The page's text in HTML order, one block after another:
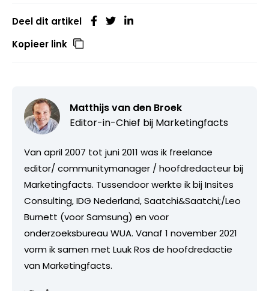
Deel dit artikel
Kopieer link
Matthijs van den Broek
Editor-in-Chief bij Marketingfacts
Van april 2007 tot juni 2011 was ik freelance
editor/ communitymanager / hoofdredacteur bij
Marketingfacts. Tussendoor werkte ik bij Insites
Consulting, IDG Nederland, Saatchi&Saatchi;/Leo
Burnett (voor Samsung) en voor
onderzoeksbureau WUA. Vanaf 1 november 2021
vorm ik samen met Luuk Ros de hoofdredactie
van Marketingfacts.